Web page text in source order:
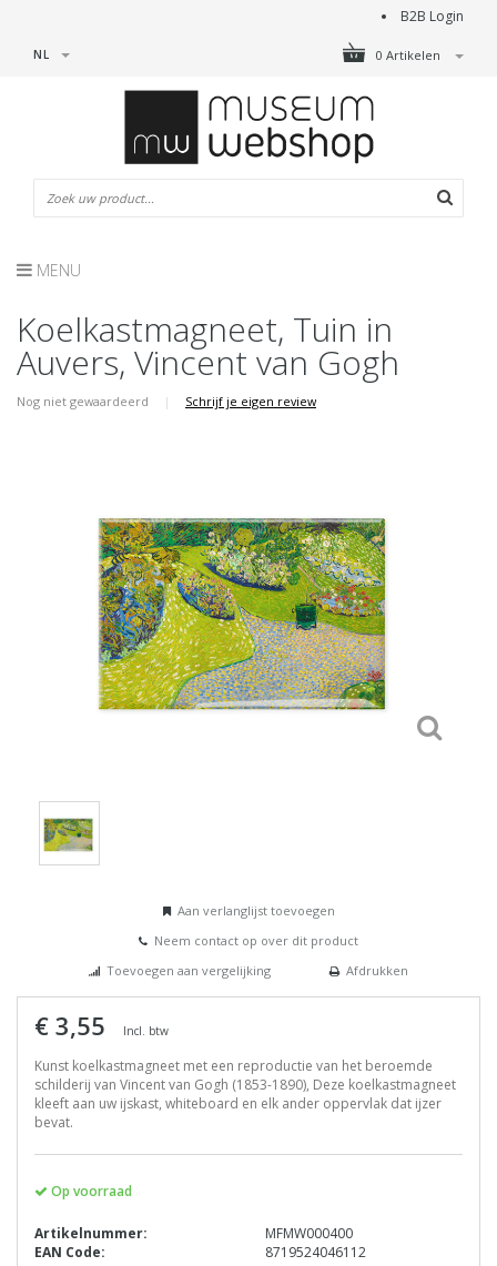
B2B Login
0 Artikelen
NL
MENU
Koelkastmagneet, Tuin in
Auvers, Vincent van Gogh
Nog niet gewaardeerd | Schrijf je eigen review
Aan verlanglijst toevoegen
Neem contact op over dit product
Toevoegen aan vergelijking
Afdrukken
€ 3,55 Incl. btw
Kunst koelkastmagneet met een reproductie van het beroemde
schilderij van Vincent van Gogh (1853-1890), Deze koelkastmagneet
kleeft aan uw ijskast, whiteboard en elk ander oppervlak dat ijzer
bevat.
Op voorraad
Artikelnummer:
MFMW000400
EAN Code:
8719524046112